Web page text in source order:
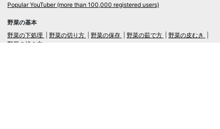
Popular YouTuber (more than 100,000 registered users)
野菜の基本
野菜の下処理
野菜の切り方 野菜の保存 野菜の茹で方
野菜の皮むき
野菜の焼き方